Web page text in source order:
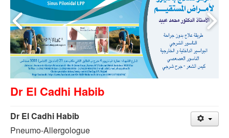
Dr El Cadhi Habib
Dr El Cadhi Habib
Pneumo-Allergologue